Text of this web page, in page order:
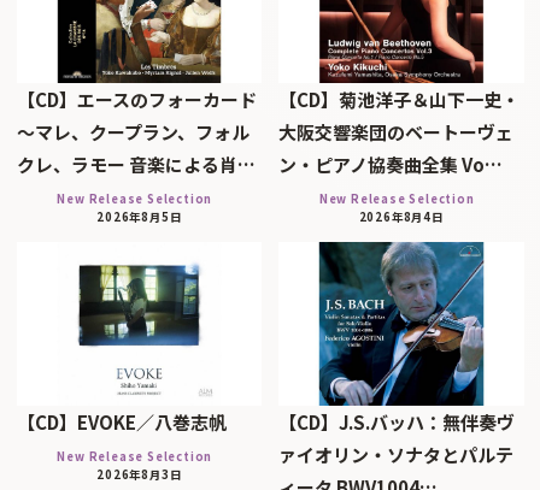
【CD】エースのフォーカード
～マレ、クープラン、フォル
クレ、ラモー 音楽による肖…
New Release Selection
2026年8月5日
【CD】菊池洋子＆山下一史・
大阪交響楽団のベートーヴェ
ン・ピアノ協奏曲全集 Vo…
New Release Selection
2026年8月4日
【CD】EVOKE／八巻志帆
New Release Selection
2026年8月3日
【CD】J.S.バッハ：無伴奏ヴ
ァイオリン・ソナタとパルテ